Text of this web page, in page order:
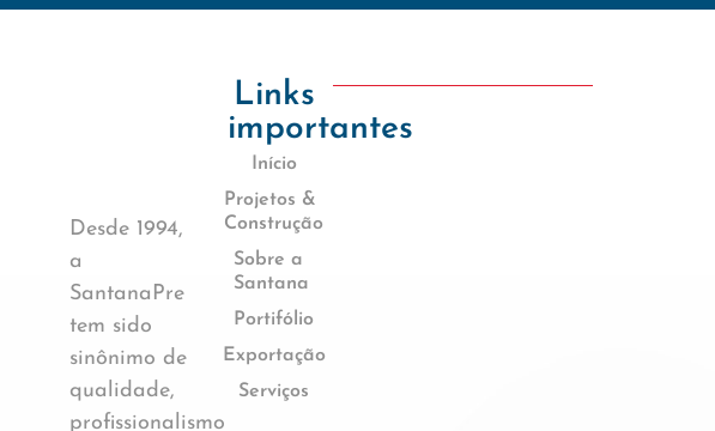
Desde 1994,
a
SantanaPre
tem sido
sinônimo de
qualidade,
profissionalismo
Links
importantes
Início
Projetos &
Construção
Sobre a
Santana
Portifólio
Exportação
Serviços